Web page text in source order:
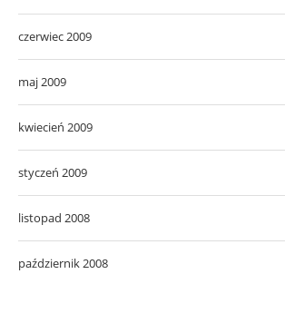
czerwiec 2009
maj 2009
kwiecień 2009
styczeń 2009
listopad 2008
październik 2008